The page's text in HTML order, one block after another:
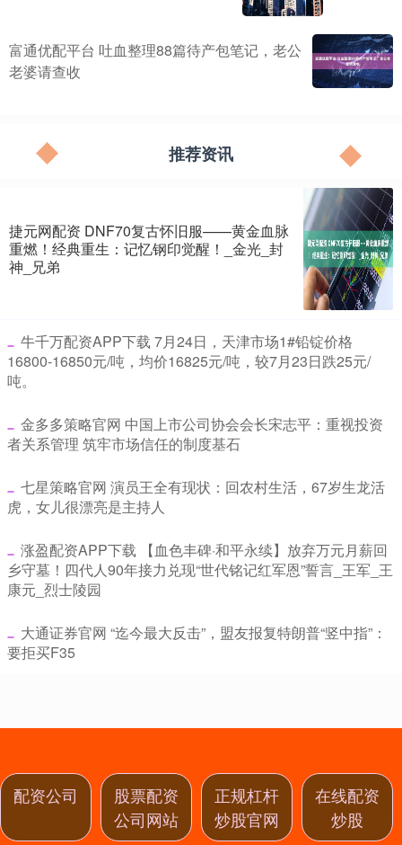
富通优配平台 吐血整理88篇待产包笔记，老公
老婆请查收
推荐资讯
捷元网配资 DNF70复古怀旧服——黄金血脉
重燃！经典重生：记忆钢印觉醒！_金光_封
神_兄弟
​牛千万配资APP下载 7月24日，天津市场1#铅锭价格
16800-16850元/吨，均价16825元/吨，较7月23日跌25元/
吨。
​金多多策略官网 中国上市公司协会会长宋志平：重视投资
者关系管理 筑牢市场信任的制度基石
​七星策略官网 演员王全有现状：回农村生活，67岁生龙活
虎，女儿很漂亮是主持人
​涨盈配资APP下载 【血色丰碑·和平永续】放弃万元月薪回
乡守墓！四代人90年接力兑现“世代铭记红军恩”誓言_王军_王
康元_烈士陵园
​大通证券官网 “迄今最大反击”，盟友报复特朗普“竖中指”：
要拒买F35
配资公司
股票配资
公司网站
正规杠杆
炒股官网
在线配资
炒股